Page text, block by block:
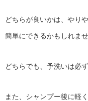
どちらが良いかは、やり
簡単にできるかもしれませ
どちらでも、予洗いは必
また、シャンプー後に軽